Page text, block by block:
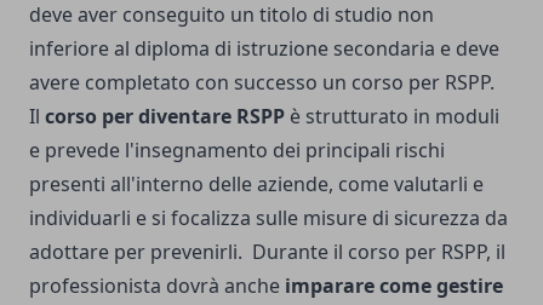
deve aver conseguito un titolo di studio non
inferiore al diploma di istruzione secondaria e deve
avere completato con successo un corso per RSPP.
Il corso per diventare RSPP è strutturato in moduli
e prevede l'insegnamento dei principali rischi
presenti all'interno delle aziende, come valutarli e
individuarli e si focalizza sulle misure di sicurezza da
adottare per prevenirli. Durante il corso per RSPP, il
professionista dovrà anche imparare come gestire